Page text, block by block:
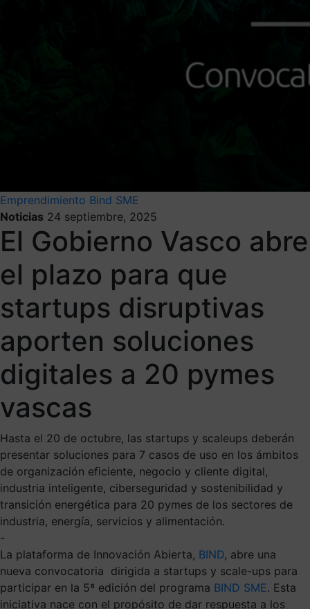
Emprendimiento Bind SME
Noticias 24 septiembre, 2025
El Gobierno Vasco abre
el plazo para que
startups disruptivas
aporten soluciones
digitales a 20 pymes
vascas
Hasta el 20 de octubre, las startups y scaleups deberán
presentar soluciones para 7 casos de uso en los ámbitos
de organización eficiente, negocio y cliente digital,
industria inteligente, ciberseguridad y sostenibilidad y
transición energética para 20 pymes de los sectores de
industria, energía, servicios y alimentación.
-
La plataforma de Innovación Abierta, BIND, abre una
nueva convocatoria dirigida a startups y scale-ups para
participar en la 5ª edición del programa BIND SME. Esta
iniciativa nace con el propósito de dar respuesta a los